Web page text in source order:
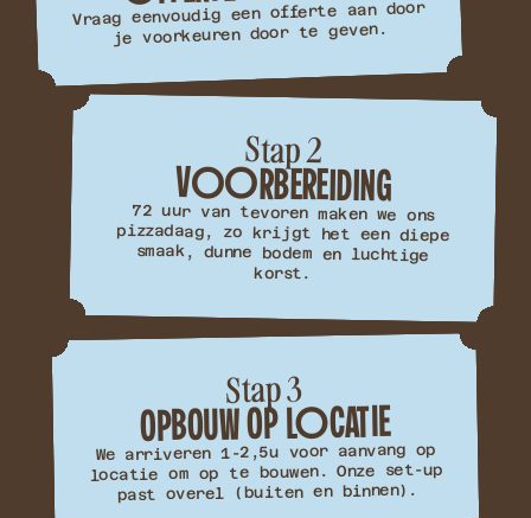
Vraag eenvoudig een offerte aan door
je voorkeuren door te geven.
Stap 2
VOORBEREIDING
72 uur van tevoren maken we ons
pizzadaag, zo krijgt het een diepe
smaak, dunne bodem en luchtige
korst.
Stap 3
OPBOUWOPLOCATIE
We arriveren 1-2,5u voor aanvang op
locatie om op te bouwen. Onze set-up
past overel (buiten en binnen).